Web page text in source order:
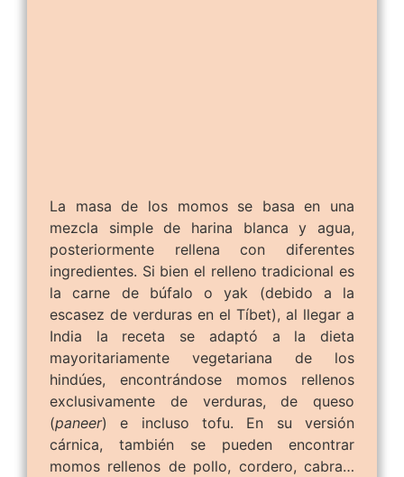
La masa de los momos se basa en una
mezcla simple de harina blanca y agua,
posteriormente rellena con diferentes
ingredientes. Si bien el relleno tradicional es
la carne de búfalo o yak (debido a la
escasez de verduras en el Tíbet), al llegar a
India la receta se adaptó a la dieta
mayoritariamente vegetariana de los
hindúes, encontrándose momos rellenos
exclusivamente de verduras, de queso
(paneer) e incluso tofu. En su versión
cárnica, también se pueden encontrar
momos rellenos de pollo, cordero, cabra…